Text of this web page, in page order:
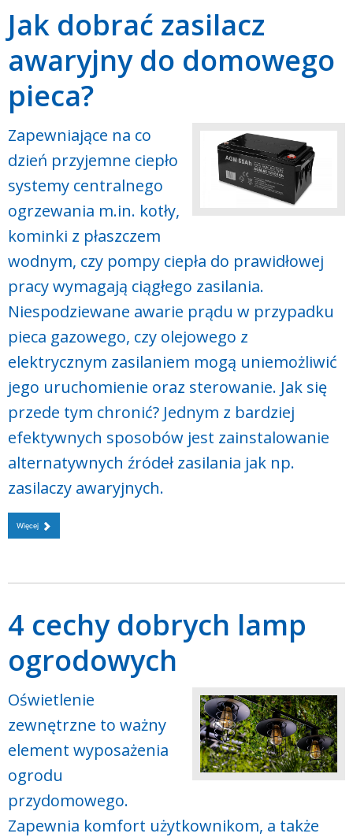
Jak dobrać zasilacz
awaryjny do domowego
pieca?
Zapewniające na co
dzień przyjemne ciepło
systemy centralnego
ogrzewania m.in. kotły,
kominki z płaszczem
wodnym, czy pompy ciepła do prawidłowej
pracy wymagają ciągłego zasilania.
Niespodziewane awarie prądu w przypadku
pieca gazowego, czy olejowego z
elektrycznym zasilaniem mogą uniemożliwić
jego uruchomienie oraz sterowanie. Jak się
przede tym chronić? Jednym z bardziej
efektywnych sposobów jest zainstalowanie
alternatywnych źródeł zasilania jak np.
zasilaczy awaryjnych.
Więcej
4 cechy dobrych lamp
ogrodowych
Oświetlenie
zewnętrzne to ważny
element wyposażenia
ogrodu
przydomowego.
Zapewnia komfort użytkownikom, a także